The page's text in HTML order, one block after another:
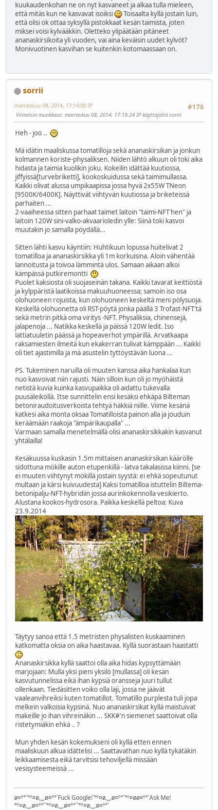
kuukaudenkohan ne on nyt kasvaneet ja alkaa tulla mieleen,
että mitäs kun ne kasvavat isoiksi
Toisaalta kyllä jostain luin,
että olisi ok ottaa syksyllä pistokkaat kesän taimista, joten
miksei voisi kylvääkkin. Oletteko ylipäätään pitäneet
ananaskirsikoita yli vuoden, vai aina keväisin uudet kylvöt?
Monivuotinen kasvihan se kuitenkin kotomaassaan on.
sorrii
#176
marraskuu 08, 2014, 17:14:00 IP
Viimeisin muokkaus: marraskuu 08, 2014, 17:19:24 IP käyttäjältä sorrii
Heh - joo ..
Mä idätin maaliskussa tomatilloja sekä ananaskirsikan ja jonkun
kolmannen koriste-physaliksen. Niiden lähtö alkuun oli toki aika
hidasta ja taimia kuolikin joku. Kokeilin idättää kuutiossa,
jiffyissä[turvebriketti], kookoskuidussa sekä taimimullassa.
Kaikki olivat alussa umpikaapissa jossa hyvä 2x55W TNeon
[9500K/6400K]. Näyttivät viihtyvän kuutiossa ja briketeissä
parhaiten ...
2-vaaiheessa sitten parhaat taimet laitoin "taimi-NFT'hen" ja
laitoin 120W sini-valko-akvaarioledin ylle: Siinä toki kasvoi
muutakin jo samalla pöydällä...
Sitten lähti kasvu käyntiin: Huhtikuun lopussa huitelivat 2
tomatilloa ja ananaskirsikka yli 1m korkuisina. Aloin vähentää
lannoitusta ja toivoa lämmintä ulos. Samaan aikaan alkoi
kämpässä putkiremontti
Puolet kaksiosta oli suojaseinän takana. Kaikki tavarat keittiöstä
ja kylppäristä laatikoissa makuuhuoneessa; samoin iso osa
olohuoneen rojuista, kun olohuoneen keskeltä meni pölysuoja.
Keskellä olohuonetta oli RST-pöytä jonka päällä 3 Trofast-NFT'tä
sekä metrin pitkä oma viritys -NFT. Physaliksia, chinensejä,
jalapenoja ... Natikka keskellä ja päissä 120W ledit. Iso
lattiatuuletin päässä ja hopeaverhot ympärillä. Arvatkaapa
raksamiesten ilmeitä kun ekakerran tulivat kämppään ... Kaikki
oli tiet ajastimilla ja mä asustelin tyttöystävän luona ...
PS. Tukeminen naruilla oli muuten kanssa aika hankalaa kun
nuo kasvoivat niin rajusti. Näin silloin kun oli jo myöhäistä
netistä kuvia kuinka kasvupaikka oli aidattu tukevalla
puusäleiköllä. Itse sunnittelin ensi kesäksi ehkäpä Bilteman
betoniraudoitusverkoista tehtyä häkkiä niille. Viime kesänä
katkesi aika monta oksaa Tomatilloista painon alla ja jouduin
keräämään raakoja "ämpärikaupalla" ...
Varmaan samalla menetelmällä olisi ananaskirsikkakin kasvanut
yhtälailla!
Kesäkuussa kuskasin 1.5m mittaisen ananaskirsikan käärölle
sidottuna mökille auton etupenkillä - latva takalasissa kiinni. [se
ei muuten viihtynyt mökillä jostain syystä: ei ehkä sopeutunut
multaan ja kärsi kuivuudesta] Kaksi tomatilloa istuttelin Biltema-
betonipalju-NFT-hybridiin jossa aurinkokennolla vesikierto.
Alustana kookos-hydrosora. Paikka keskellä peltoa: Kuva
23.9.2014
Täytyy sanoa että 1.5 metristen physalisten kuskaaminen
katkomatta oksia on aika haastavaa. Kyllä suorastaan haastatti
Ananaskirsikka kyllä saattoi olla aika hidas kypsyttämään
marjojaan: Mulla yksi pieni yksilö [mullassa] oli kesän
kasvutunnelissa eikä ihan kypsiä oransseja juuri tullut
ollenkaan. Tiedäsitten voiko olla laji, jossa ne jäävät
vaaleanvihreiksi kuten tomatillot. Tomatillo purplesta tuli jopa
melkein valkoisia kypsinä. Nuo ananaskirsikat kyllä maistuivat
makeille jo ihan vihreinäkin ... SKK#'n siemenet saattoivat olla
ristetymiäkin ehkä .. ?
Mun yhden kesän kokemukseni oli kyllä etten ennen
maaliskuun alkua idättelisi ... Saattavathan nuo kyllä tykätäkin
leikkaamisesta eikä tarvitsisi tehoviljellä missään
vesisysteemeissä ...
ø¤º°`°º¤ø,¸¸,ø¤º°`Fuck Google!`°º¤ø,¸¸,ø¤º°`°º¤øø¤º°`Ask Me!
°º¤ø,¸¸,ø¤º°``°º¤ø,¸¸,ø¤º°``°º¤ø,¸¸,ø¤º°`